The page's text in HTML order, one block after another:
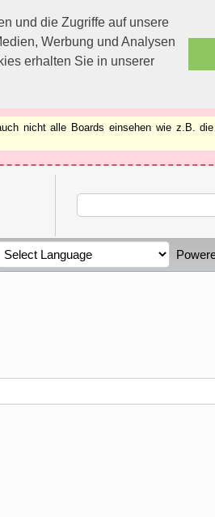
und die Zugriffe auf unsere
Werbung und Analysen
erhalten Sie in unserer
nicht alle Boards einsehen wie z.B.